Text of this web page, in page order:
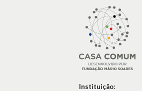
Instituição: